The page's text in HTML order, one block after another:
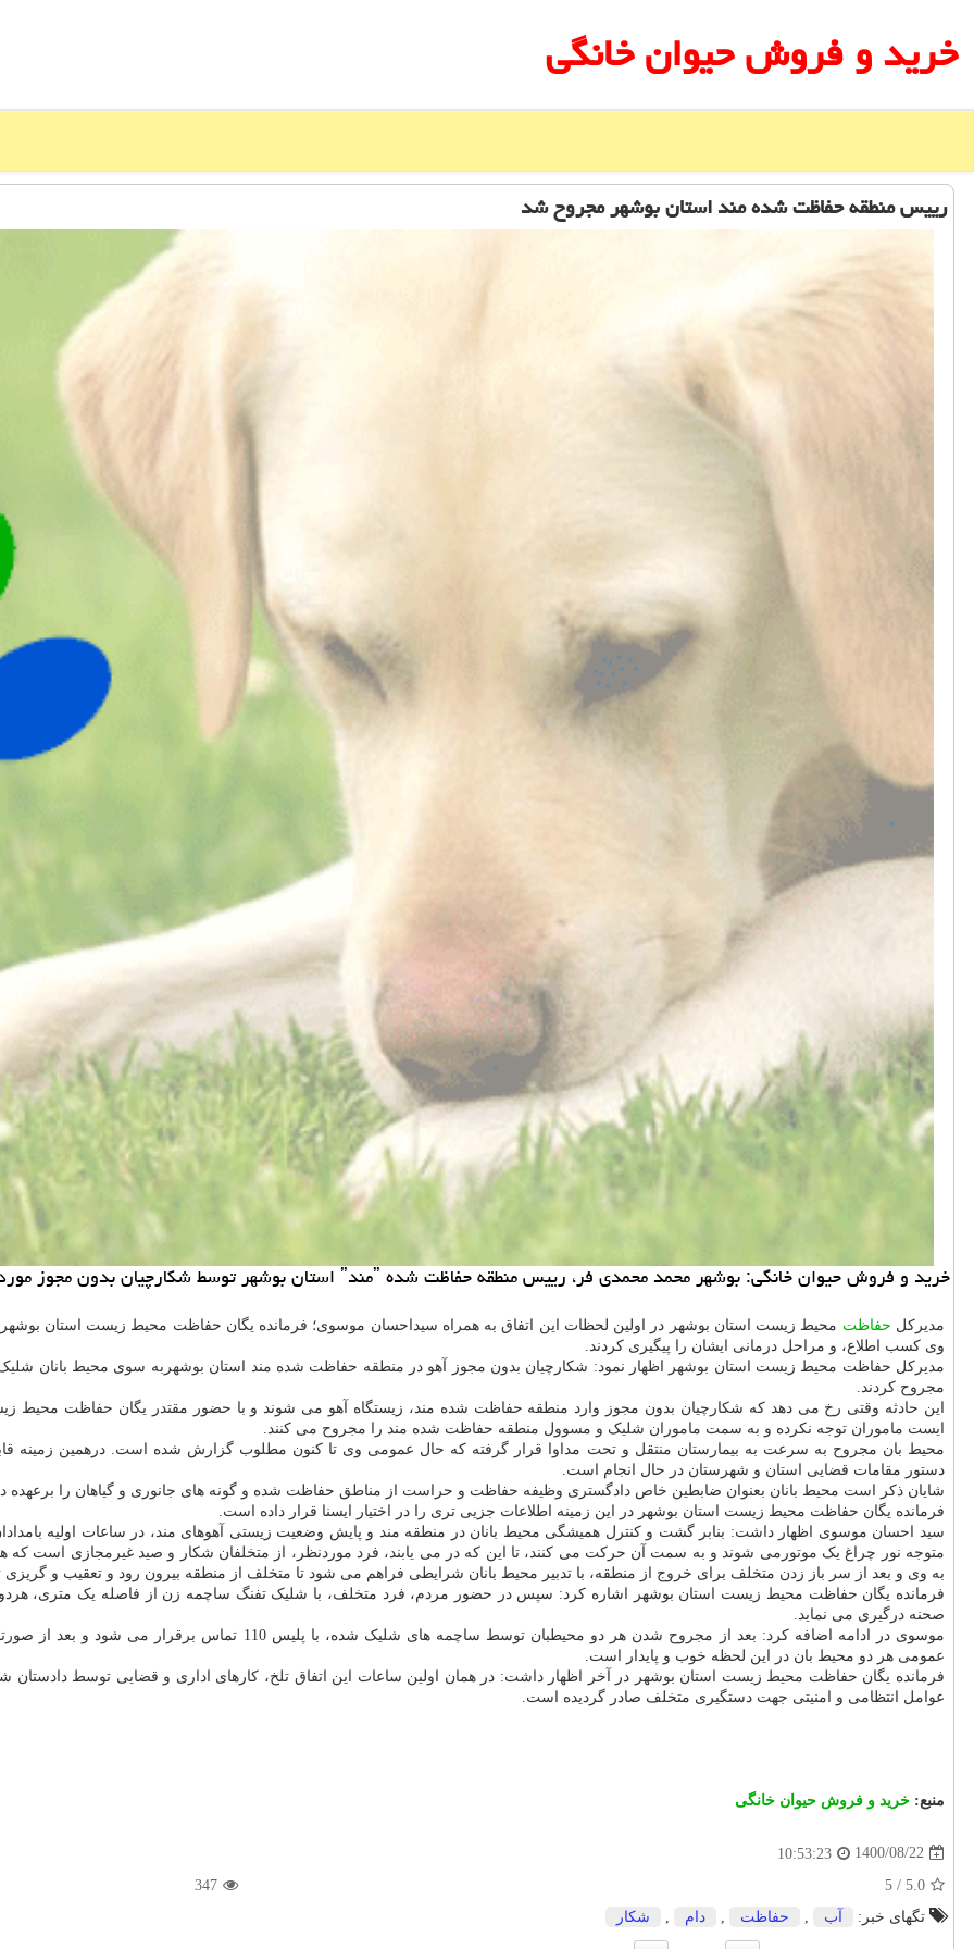
خرید و فروش حیوان خانگی
رییس منطقه حفاظت شده مند استان بوشهر مجروح شد
خرید و فروش حیوان خانگی: بوشهر محمد محمدی فر، رییس منطقه حفاظت شده ˮمندˮ استان بوشهر توسط شکارچیان بدون مجوز مورد به هدف خوردن گلوله قرار گرفت و مجروح شد.
مدیرکل حفاظت محیط زیست استان بوشهر در اولین لحظات این اتفاق به همراه سیداحسان موسوی؛ فرمانده یگان حفاظت محیط زیست استان بوشهر
وی کسب اطلاع، و مراحل درمانی ایشان را پیگیری کردند.
مدیرکل حفاظت محیط زیست استان بوشهر اظهار نمود: شکارچیان بدون مجوز آهو در منطقه حفاظت شده مند استان بوشهربه سوی محیط بانان
مجروح کردند.
این حادثه وقتی رخ می دهد که شکارچیان بدون مجوز وارد منطقه حفاظت شده مند، زیستگاه آهو می شوند و با حضور مقتدر یگان حفاظت محیط
ایست ماموران توجه نکرده و به سمت ماموران شلیک و مسوول منطقه حفاظت شده مند را مجروح می کنند.
محیط بان مجروح به سرعت به بیمارستان منتقل و تحت مداوا قرار گرفته که حال عمومی وی تا کنون مطلوب گزارش شده است. درهمین زمینه
دستور مقامات قضایی استان و شهرستان در حال انجام است.
شایان ذکر است محیط بانان بعنوان ضابطین خاص دادگستری وظیفه حفاظت و حراست از مناطق حفاظت شده و گونه های جانوری و گیاهان را برعهده
فرمانده یگان حفاظت محیط زیست استان بوشهر در این زمینه اطلاعات جزیی تری را در اختیار ایسنا قرار داده است.
سید احسان موسوی اظهار داشت: بنابر گشت و کنترل همیشگی محیط بانان در منطقه مند و پایش وضعیت زیستی آهوهای مند، در ساعات اولیه
متوجه نور چراغ یک موتورمی شوند و به سمت آن حرکت می کنند، تا این که در می یابند، فرد موردنظر، از متخلفان شکار و صید غیرمجازی است که
به وی و بعد از سر باز زدن متخلف برای خروج از منطقه، با تدبیر محیط بانان شرایطی فراهم می شود تا متخلف از منطقه بیرون رود و تعقیب و
فرمانده یگان حفاظت محیط زیست استان بوشهر اشاره کرد: سپس در حضور مردم، فرد متخلف، با شلیک تفنگ ساچمه زن از فاصله یک متری،
صحنه درگیری می نماید.
موسوی در ادامه اضافه کرد: بعد از مجروح شدن هر دو محیطبان توسط
عمومی هر دو محیط بان در این لحظه خوب و پایدار است.
فرمانده یگان حفاظت محیط زیست استان بوشهر در آخر اظهار داشت: در همان اولین ساعات این اتفاق تلخ، کارهای اداری و قضایی توسط
عوامل انتظامی و امنیتی جهت دستگیری متخلف صادر گردیده است.
منبع: خرید و فروش حیوان خانگی
1400/08/22
10:53:23
5.0
/
5
347
تگهای خبر:
آب حفاظت دام شكار